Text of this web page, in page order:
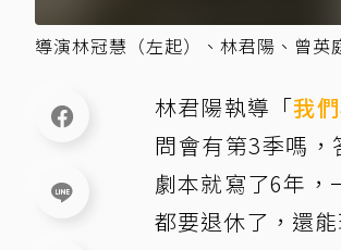
導演林冠慧（左起）、林君陽、曾
林君陽執導「我
問會有第3季嗎
劇本就寫了6年，
都要退休了，還能